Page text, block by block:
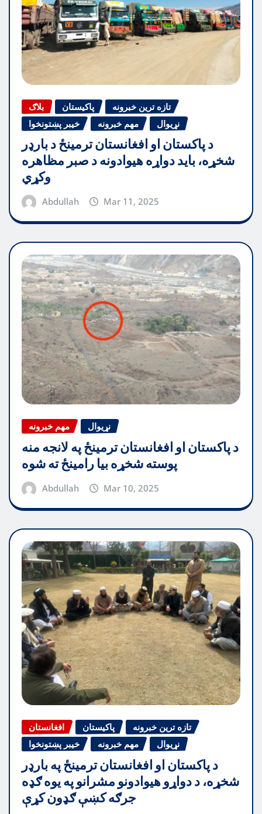
بلاګ پاکیستان
تازه ترین خبرونه
خیبر پښتونخوا
مهم خبرونه نړیوال
د پاکستان او افغانستان ترمینځ د بارډر
شخړه، باید دواړه هیوادونه د صبر مظاهره
وکړي
Abdullah Mar 11, 2025
مهم خبرونه نړیوال
د پاکستان او افغانستان ترمینځ په لانجه منه
پوسته شخړه بیا رامینځ ته شوه
Abdullah Mar 10, 2025
افغانستان پاکیستان
تازه ترین خبرونه
خیبر پښتونخوا
مهم خبرونه نړیوال
د پاکستان او افغانستان ترمینځ په بارډر
شخړه، د دواړو هیوادونو مشرانو په یوه ګډه
جرګه کښې ګډون کړې